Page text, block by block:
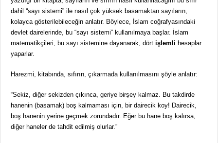
dahil “sayı sistemi” ile nasıl çok yüksek basamaktan sayıların,
kolayca gösterilebileceğin anlatır. Böylece, İslam coğrafyasındaki
devlet dairelerinde, bu “sayı sistemi” kullanılmaya başlar. İslam
matematikçileri, bu sayı sistemine dayanarak, dörtişlemli hesaplar
yaparlar.
Harezmi, kitabında, sıfırın, çıkarmada kullanılmasını şöyle anlatır:
“Sekiz, diğer sekizden çıkınca, geriye birşey kalmaz. Bu takdirde
hanenin (basamak) boş kalmaması için, bir dairecik koy! Dairecik,
boş hanenin yerine geçmek zorundadır. Eğer bu hane boş kalırsa,
diğer haneler de tahdit edilmiş olurlar.”